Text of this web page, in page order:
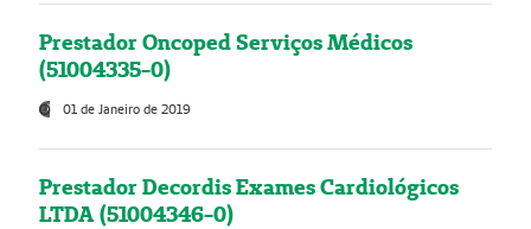
Prestador Oncoped Serviços Médicos
(51004335-0)
01 de Janeiro de 2019
Prestador Decordis Exames Cardiológicos
LTDA (51004346-0)